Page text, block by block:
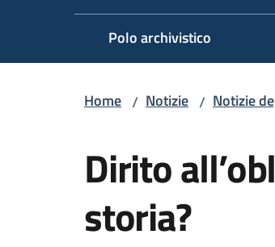
Polo archivistico
Home / Notizie / Notizie
Dirito
storia?